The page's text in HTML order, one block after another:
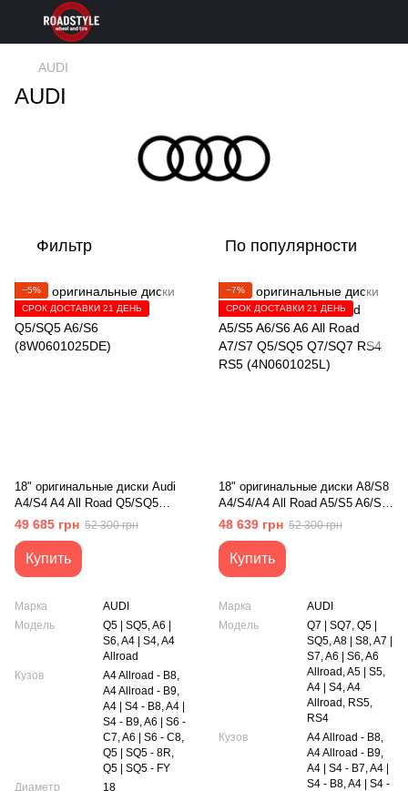
AUDI
AUDI
Фильтр По популярности
−5%
СРОК ДОСТАВКИ 21 ДЕНЬ
18" оригинальные диски Audi
A4/S4 A4 All Road Q5/SQ5
A6/S6 (8W0601025DE)
49 685 грн 52 300 грн
Купить
Марка
AUDI
Модель
Q5 | SQ5, A6 |
S6, A4 | S4, A4
Allroad
Кузов
A4 Allroad - B8,
A4 Allroad - B9,
A4 | S4 - B8, A4 |
S4 - B9, A6 | S6 -
C7, A6 | S6 - C8,
Q5 | SQ5 - 8R,
Q5 | SQ5 - FY
Диаметр
18
−7%
СРОК ДОСТАВКИ 21 ДЕНЬ
18" оригинальные диски A8/S8
A4/S4/A4 All Road A5/S5 A6/S6
A6 All Road A7/S7 Q5/SQ5
Q7/SQ7 RS4 RS5 (4N0601025L)
48 639 грн 52 300 грн
Купить
Марка
AUDI
Модель
Q7 | SQ7, Q5 |
SQ5, A8 | S8, A7 |
S7, A6 | S6, A6
Allroad, A5 | S5,
A4 | S4, A4
Allroad, RS5,
RS4
Кузов
A4 Allroad - B8,
A4 Allroad - B9,
A4 | S4 - B7, A4 |
S4 - B8, A4 | S4 -